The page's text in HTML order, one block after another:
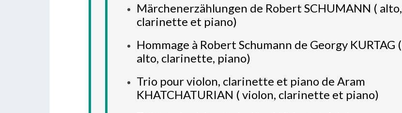
Märchenerzählungen de Robert SCHUMANN ( alto,
clarinette et piano)
Hommage à Robert Schumann de Georgy KURTAG (
alto, clarinette, piano)
Trio pour violon, clarinette et piano de Aram
KHATCHATURIAN ( violon, clarinette et piano)